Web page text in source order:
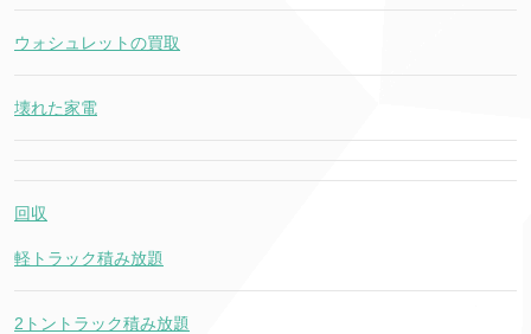
ウォシュレットの買取
壊れた家電
回収
軽トラック積み放題
2トントラック積み放題